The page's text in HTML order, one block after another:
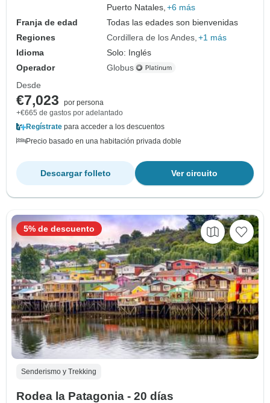
Puerto Natales, +6 más
Franja de edad
Todas las edades son bienvenidas
Regiones
Cordillera de los Andes +1 más
Idioma
Solo: Inglés
Operador
Globus
Desde
€7,023
por persona
+€665 de gastos por adelantado
Regístrate para acceder a los descuentos
Precio basado en una habitación privada doble
Ver circuito
Descargar folleto
Senderismo y Trekking
Rodea la Patagonia - 20 días
5% de descuento